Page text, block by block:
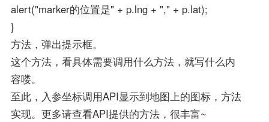
alert("marker的位置是" + p.lng + "," + p.lat);
}
方法，弹出提示框。
这个方法，看具体需要调用什么方法，就写什么内
容喽。
至此，入参坐标调用API显示到地图上的图标，方法
实现。更多请查看API提供的方法，很丰富~